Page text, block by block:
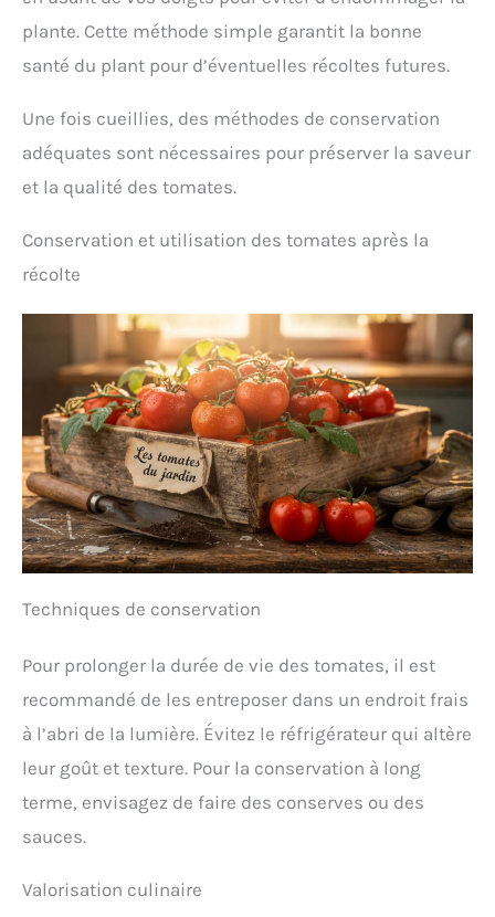
plante. Cette méthode simple garantit la bonne
santé du plant pour d’éventuelles récoltes futures.
Une fois cueillies, des méthodes de conservation
adéquates sont nécessaires pour préserver la saveur
et la qualité des tomates.
Conservation et utilisation des tomates après la
récolte
Techniques de conservation
Pour prolonger la durée de vie des tomates, il est
recommandé de les entreposer dans un endroit frais
à l’abri de la lumière. Évitez le réfrigérateur qui altère
leur goût et texture. Pour la conservation à long
terme, envisagez de faire des conserves ou des
sauces.
Valorisation culinaire